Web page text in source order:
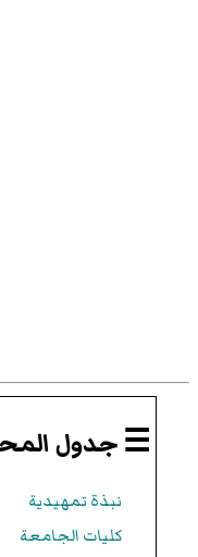
☰ جدول
نبذة تمهيدية
كليات الجامعة